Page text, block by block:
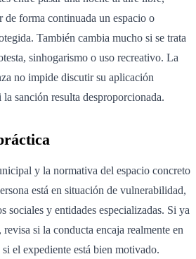
de forma continuada un espacio o
También cambia mucho si se trata
sinhogarismo o uso recreativo. La
no impide discutir su aplicación
la sanción resulta desproporcionada.
y la normativa del espacio concreto
está en situación de vulnerabilidad,
sociales y entidades especializadas. Si ya
si la conducta encaja realmente en
el expediente está bien motivado.